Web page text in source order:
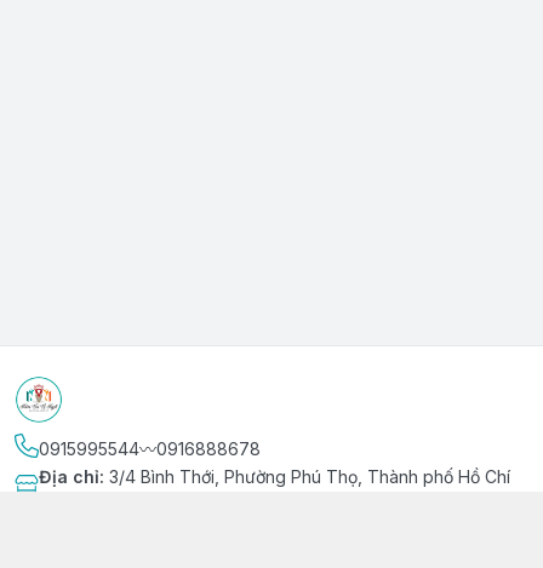
0915995544〰️0916888678
Địa chỉ: 3/4 Bình Thới, Phường Phú Thọ, Thành phố Hồ Chí